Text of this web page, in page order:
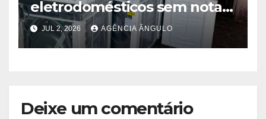
eletrodomésticos sem nota e
cerca de 1 kg de maconha
em Poá
JUL 2, 2026 AGÊNCIA ÂNGULO
Deixe um comentário